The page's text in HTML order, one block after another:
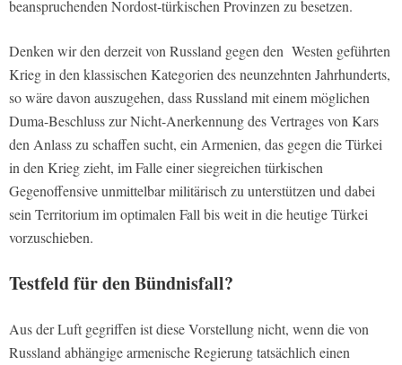
beanspruchenden Nordost-türkischen Provinzen zu besetzen.
Denken wir den derzeit von Russland gegen den Westen geführten
Krieg in den klassischen Kategorien des neunzehnten Jahrhunderts,
so wäre davon auszugehen, dass Russland mit einem möglichen
Duma-Beschluss zur Nicht-Anerkennung des Vertrages von Kars
den Anlass zu schaffen sucht, ein Armenien, das gegen die Türkei
in den Krieg zieht, im Falle einer siegreichen türkischen
Gegenoffensive unmittelbar militärisch zu unterstützen und dabei
sein Territorium im optimalen Fall bis weit in die heutige Türkei
vorzuschieben.
Testfeld für den Bündnisfall?
Aus der Luft gegriffen ist diese Vorstellung nicht, wenn die von
Russland abhängige armenische Regierung tatsächlich einen